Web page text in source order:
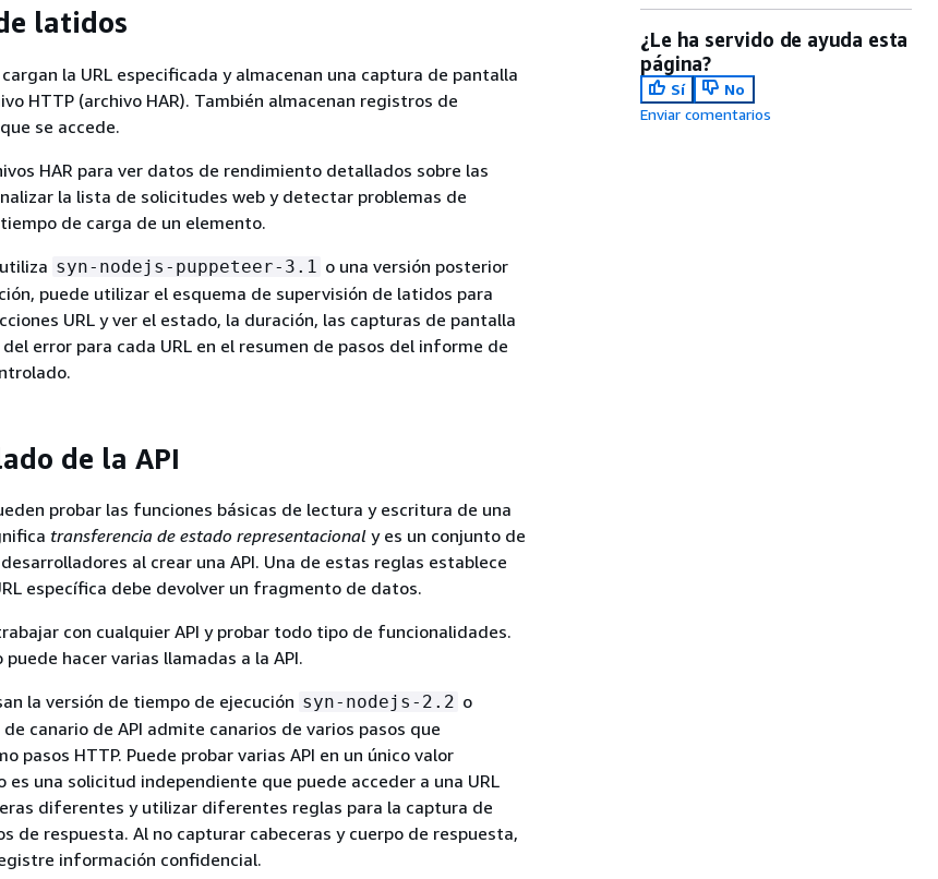
latidos
la URL especificada y almacenan una captura de pantalla
HTTP (archivo HAR). También almacenan registros de
se accede.
HAR para ver datos de rendimiento detallados sobre las
la lista de solicitudes web y detectar problemas de
de carga de un elemento.
syn-nodejs-puppeteer-3.1 o una versión posterior
puede utilizar el esquema de supervisión de latidos para
URL y ver el estado, la duración, las capturas de pantalla
error para cada URL en el resumen de pasos del informe de
de la API
probar las funciones básicas de lectura y escritura de una
transferencia de estado representacional y es un conjunto de
al crear una API. Una de estas reglas establece
específica debe devolver un fragmento de datos.
con cualquier API y probar todo tipo de funcionalidades.
hacer varias llamadas a la API.
la versión de tiempo de ejecución syn-nodejs-2.2 o
canario de API admite canarios de varios pasos que
pasos HTTP. Puede probar varias API en un único valor
es una solicitud independiente que puede acceder a una URL
diferentes y utilizar diferentes reglas para la captura de
de respuesta. Al no capturar cabeceras y cuerpo de respuesta,
información confidencial.
¿Le ha servido de ayuda esta
página?
Sí
No
Enviar comentarios